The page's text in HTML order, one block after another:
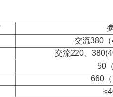
交流380（
交流220、
50
660（